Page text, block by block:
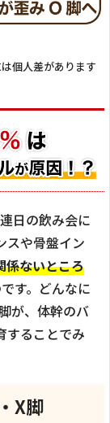
個人差があります
日の飲み会に
スや骨盤イン
係ないところ
す。どんなに
が、体幹のバ
することでみ
X脚